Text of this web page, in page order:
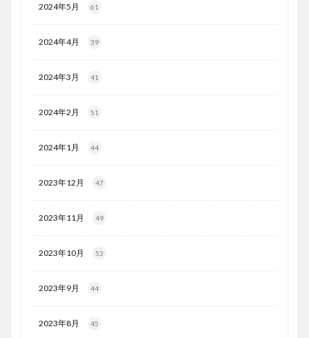
2024年5月 61
2024年4月 39
2024年3月 41
2024年2月 51
2024年1月 44
2023年12月 47
2023年11月 49
2023年10月 53
2023年9月 44
2023年8月 45